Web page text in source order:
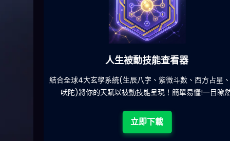
人生被動技能查看器
結合全球4大玄學系統(生辰八字、紫微斗數、西方占星
吠陀)將你的天賦以被動技能呈現！簡單易懂!一目瞭
立即下載